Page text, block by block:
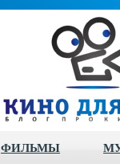
ФИЛЬМЫ